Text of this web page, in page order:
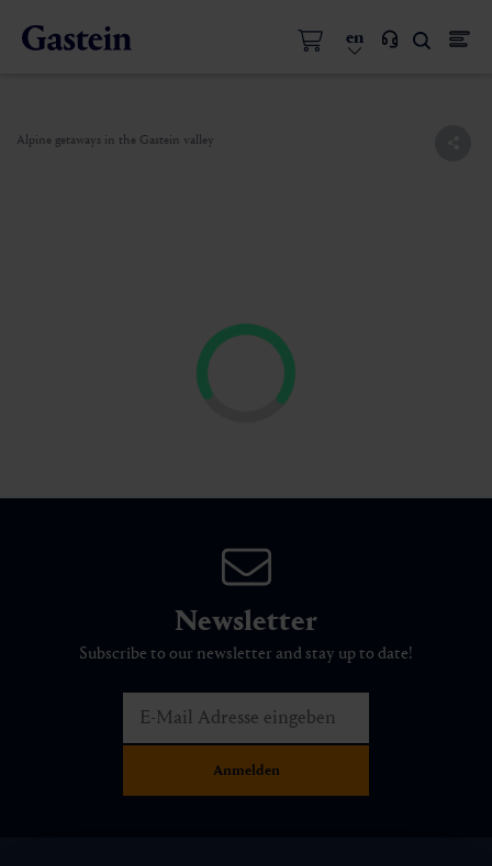
en
Alpine getaways in the Gastein valley
Newsletter
Subscribe to our newsletter and stay up to date!